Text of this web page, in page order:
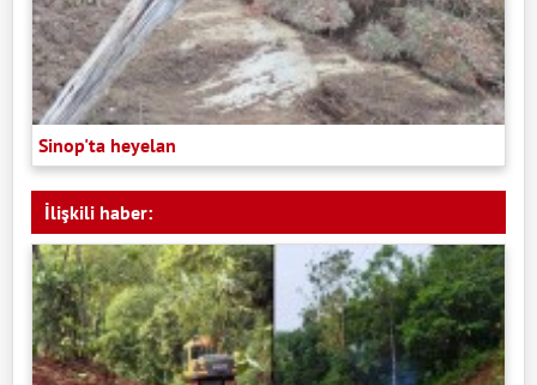
Sinop'ta heyelan
İlişkili haber: